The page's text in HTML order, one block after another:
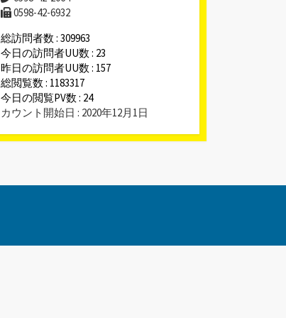
0598-42-6932
総訪問者数 : 309963
今日の訪問者UU数 : 23
昨日の訪問者UU数 : 157
総閲覧数 : 1183317
今日の閲覧PV数 : 24
カウント開始日 : 2020年12月1日